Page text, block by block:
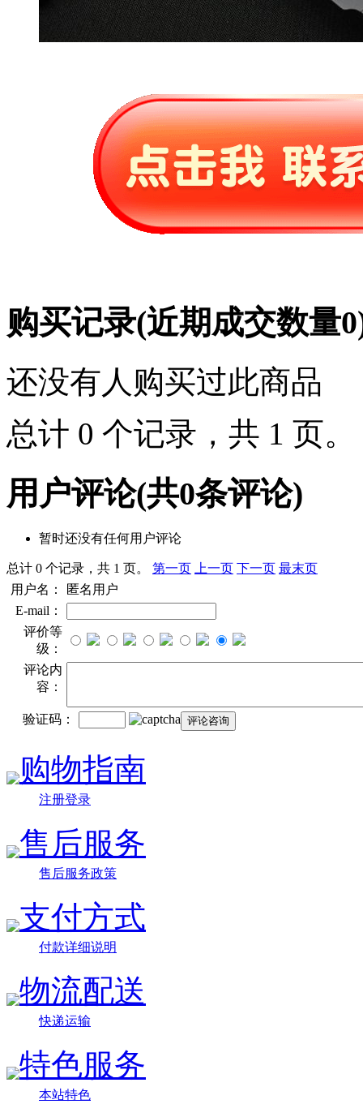
购买记录(近期成交数量0
还没有人购买过此商品
总计 0 个记录，共 1 页。
用户评论(共0条评论)
暂时还没有任何用户评论
总计 0 个记录，共 1 页。 第一页 上一页 下一页 最末页
用户名：
匿名用户
E-mail：
评价等
级：
评论内
容：
验证码：
购物指南
注册登录
售后服务
售后服务政策
支付方式
付款详细说明
物流配送
快递运输
特色服务
本站特色